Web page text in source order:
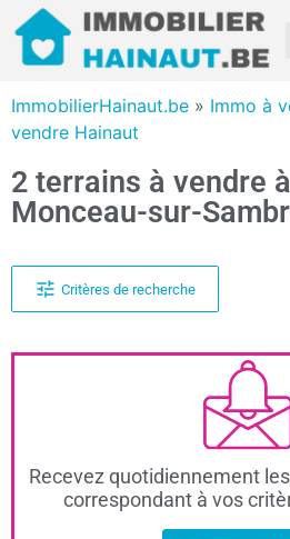
ImmobilierHainaut.be » Immo à
vendre Hainaut
2 terrains à vendre
Monceau-sur-
Critères de recherche
Recevez quotidiennement
correspondant à vos